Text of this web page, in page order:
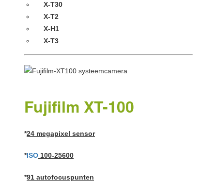
X-T30
X-T2
X-H1
X-T3
Fujifilm XT-100
*24 megapixel sensor
*ISO 100-25600
*91 autofocuspunten